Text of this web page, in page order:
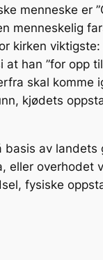
menneske er
menneskelig
kirken
han ”for opp til
skal komme
kjødets
av landets
eller overhodet
fysiske